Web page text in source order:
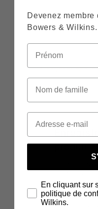
Support
Assistance Produit
Archives et
Politique de
produit
propriétaire
recevoir des
importantes
Devenez
Bowers & Wilkins.
En cliquant sur
politique de
Wilkins.